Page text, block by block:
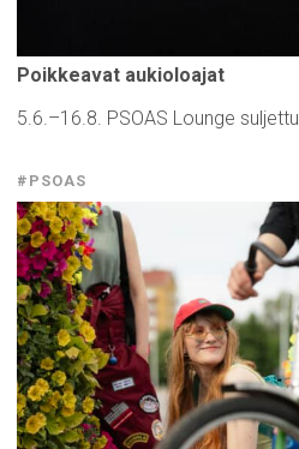
Poikkeavat aukioloajat
5.6.–16.8. PSOAS Lounge suljettu
#PSOAS